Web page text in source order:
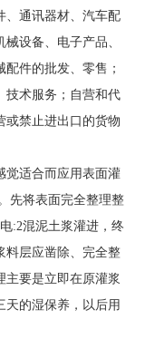
、通讯器材、汽车配
设备、电子产品、
件的批发、零售；
技术服务；自营和代
或禁止进出口的货物
觉适合而应用表面灌
先将表面完全整理整
:2混泥土浆灌进，终
料层应凿除、完全整
主要是立即在原灌浆
天的湿保养，以后用